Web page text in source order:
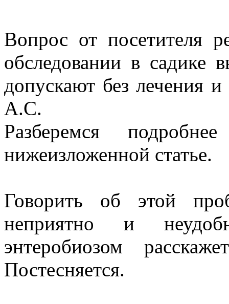
Вопрос от посетителя
обследовании в садике
допускают без лечения
А.С.
Разберемся
нижеизложенной статье.
Говорить об этой
неприятно и
энтеробиозом
Постесняется.